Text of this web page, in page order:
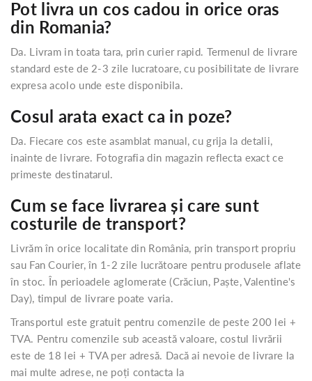
Pot livra un cos cadou in orice oras
din Romania?
Da. Livram in toata tara, prin curier rapid. Termenul de livrare
standard este de 2-3 zile lucratoare, cu posibilitate de livrare
expresa acolo unde este disponibila.
Cosul arata exact ca in poze?
Da. Fiecare cos este asamblat manual, cu grija la detalii,
inainte de livrare. Fotografia din magazin reflecta exact ce
primeste destinatarul.
Cum se face livrarea și care sunt
costurile de transport?
Livrăm în orice localitate din România, prin transport propriu
sau Fan Courier, în 1-2 zile lucrătoare pentru produsele aflate
în stoc. În perioadele aglomerate (Crăciun, Paște, Valentine's
Day), timpul de livrare poate varia.
Transportul este gratuit pentru comenzile de peste 200 lei +
TVA. Pentru comenzile sub această valoare, costul livrării
este de 18 lei + TVA per adresă. Dacă ai nevoie de livrare la
mai multe adrese, ne poți contacta la